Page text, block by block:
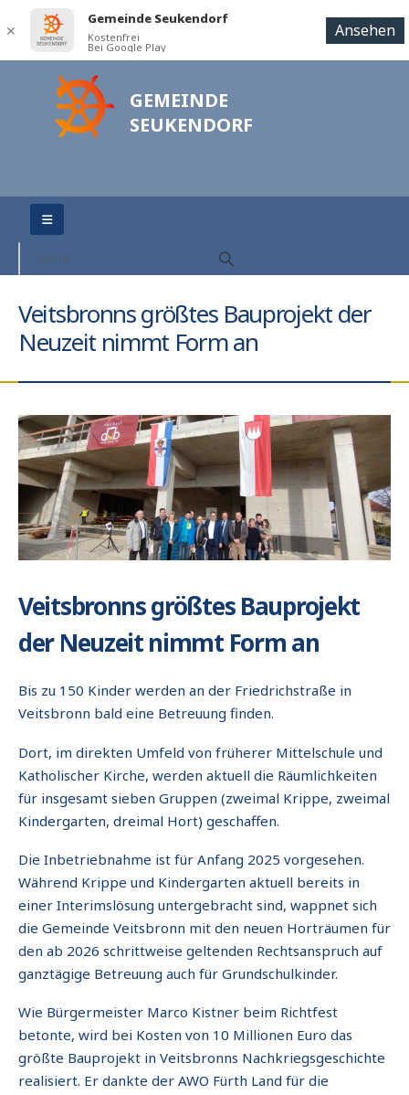
GEMEINDE
SEUKENDORF
Veitsbronns größtes Bauprojekt der
Neuzeit nimmt Form an
Veitsbronns größtes Bauprojekt
der Neuzeit nimmt Form an
Bis zu 150 Kinder werden an der Friedrichstraße in
Veitsbronn bald eine Betreuung finden.
Dort, im direkten Umfeld von früherer Mittelschule und
Katholischer Kirche, werden aktuell die Räumlichkeiten
für insgesamt sieben Gruppen (zweimal Krippe, zweimal
Kindergarten, dreimal Hort) geschaffen.
Die Inbetriebnahme ist für Anfang 2025 vorgesehen.
Während Krippe und Kindergarten aktuell bereits in
einer Interimslösung untergebracht sind, wappnet sich
die Gemeinde Veitsbronn mit den neuen Horträumen für
den ab 2026 schrittweise geltenden Rechtsanspruch auf
ganztägige Betreuung auch für Grundschulkinder.
Wie Bürgermeister Marco Kistner beim Richtfest
betonte, wird bei Kosten von 10 Millionen Euro das
größte Bauprojekt in Veitsbronns Nachkriegsgeschichte
realisiert. Er dankte der AWO Fürth Land für die
✕
Gemeinde Seukendorf
Kostenfrei
Bei Google Play
Ansehen